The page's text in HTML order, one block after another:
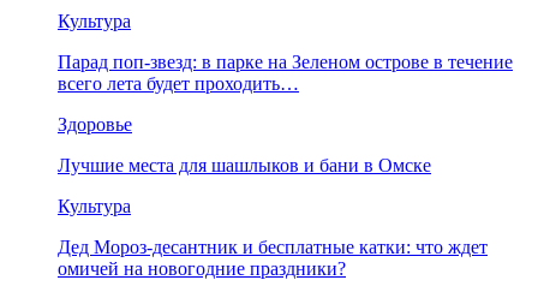
Культура
Парад поп-звезд: в парке на Зеленом острове в течение
всего лета будет проходить…
Здоровье
Лучшие места для шашлыков и бани в Омске
Культура
Дед Мороз-десантник и бесплатные катки: что ждет
омичей на новогодние праздники?